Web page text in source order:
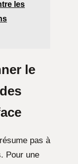
les
le
pas à
Pour une